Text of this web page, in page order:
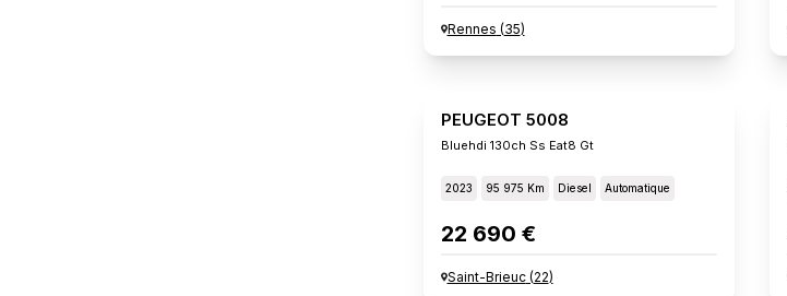
Rennes (35)
PEUGEOT 5008
Bluehdi 130ch Ss Eat8 Gt
2023 95 975 Km Diesel Automatique
22 690 €
Saint-Brieuc(22)